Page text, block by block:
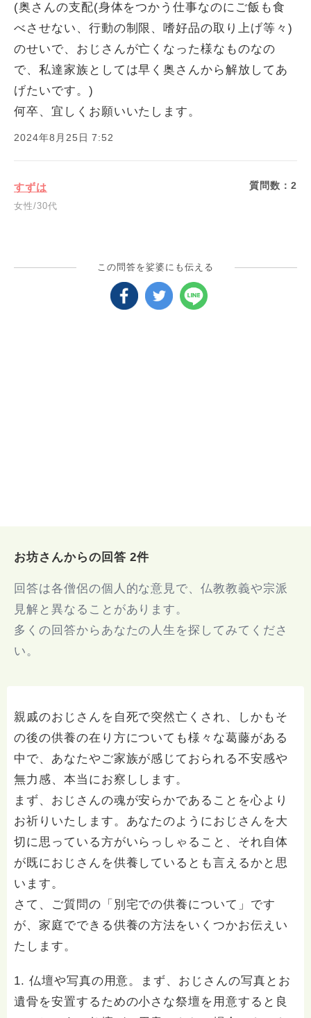
(奥さんの支配(身体をつかう仕事なのにご飯も食
べさせない、行動の制限、嗜好品の取り上げ等々)
のせいで、おじさんが亡くなった様なものなの
で、私達家族としては早く奥さんから解放してあ
げたいです。)
何卒、宜しくお願いいたします。
2024年8月25日 7:52
すずは
女性/30代
質問数：2
この問答を娑婆にも伝える
お坊さんからの回答 2件
回答は各僧侶の個人的な意見で、仏教教義や宗派
見解と異なることがあります。
多くの回答からあなたの人生を探してみてくださ
い。
親戚のおじさんを自死で突然亡くされ、しかもそ
の後の供養の在り方についても様々な葛藤がある
中で、あなたやご家族が感じておられる不安感や
無力感、本当にお察しします。
まず、おじさんの魂が安らかであることを心より
お祈りいたします。あなたのようにおじさんを大
切に思っている方がいらっしゃること、それ自体
が既におじさんを供養しているとも言えるかと思
います。
さて、ご質問の「別宅での供養について」です
が、家庭でできる供養の方法をいくつかお伝えい
たします。
1. 仏壇や写真の用意。まず、おじさんの写真とお
遺骨を安置するための小さな祭壇を用意すると良